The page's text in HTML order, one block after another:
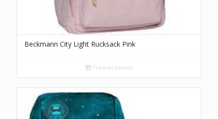
Beckmann City Light Rucksack Pink
Produkt kaufen